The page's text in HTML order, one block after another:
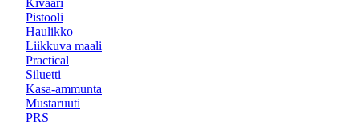
Kivääri
Pistooli
Haulikko
Liikkuva maali
Practical
Siluetti
Kasa-ammunta
Mustaruuti
PRS